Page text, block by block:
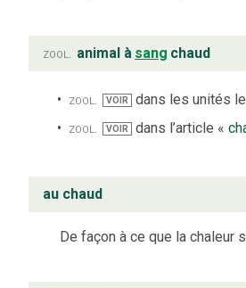
zool. animal à sang chaud
zool. VOIR dans les unités
zool.
VOIR dans l’article «
au chaud
De façon à ce que la chaleur